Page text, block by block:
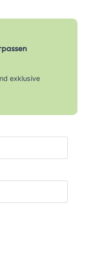
exklusive